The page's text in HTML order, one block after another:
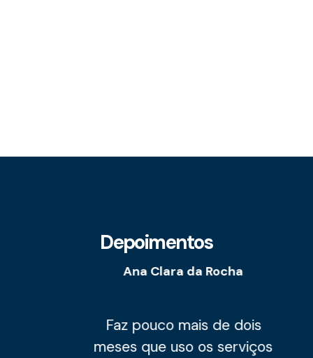
Depoimentos
Faz pouco mais de dois
meses que uso os serviços
Ana Clara da Rocha